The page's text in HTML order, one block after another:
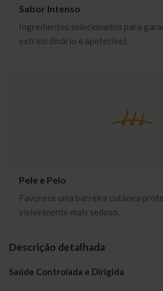
Sabor Intenso
Ingredientes selecionados para
extraordinário e apetecível.
Pele e Pelo
Favorece uma barreira cutânea
visivelmente mais sedoso.
Descrição detalhada
Saúde Controlada e Dirigida